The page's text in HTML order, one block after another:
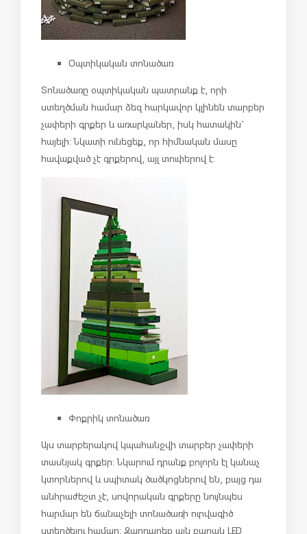
Օպտիկական տոնածառ
Տոնածառը օպտիկական պատրանք է, որի
ստեղծման համար ձեզ հարկավոր կլինեն տարբեր
չափերի գրքեր և առարկաներ, իսկ հատակին`
հայելի: Նկատի ունեցեք, որ հիմնական մասը
հավաքված չէ գրքերով, այլ տուփերով է:
Փոքրիկ տոնածառ
Այս տարբերակով կպահանջվի տարբեր չափերի
տասնյակ գրքեր: Նկարում դրանք բոլորն էլ կանաչ
կտորներով և սպիտակ ծածկոցներով են, բայց դա
անհրաժեշտ չէ, սովորական գրքերը նույնպես
հարմար են ճանաչելի տոնածառի ուրվագիծ
ստեղծելու համար: Զարդարեք այն բարակ LED